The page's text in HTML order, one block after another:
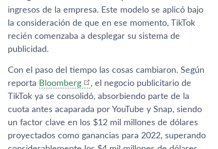
ingresos de la empresa. Este modelo se aplicó bajo
la consideración de que en ese momento, TikTok
recién comenzaba a desplegar su sistema de
publicidad.
Con el paso del tiempo las cosas cambiaron. Según
reporta Bloomberg
, el negocio publicitario de
TikTok ya se consolidó, absorbiendo parte de la
cuota antes acaparada por YouTube y Snap, siendo
un factor clave en los $12 mil millones de dólares
proyectados como ganancias para 2022, superando